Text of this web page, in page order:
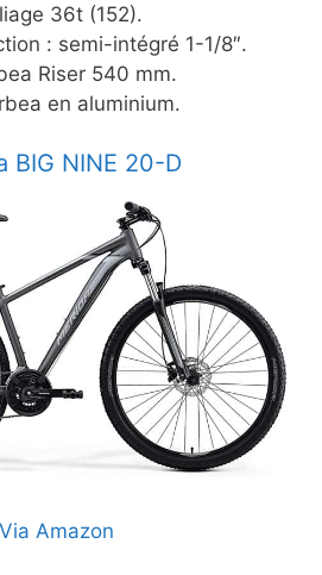
36t (152).
: semi-intégré 1-1/8″.
Riser 540 mm.
en aluminium.
BIG NINE 20-D
Via Amazon